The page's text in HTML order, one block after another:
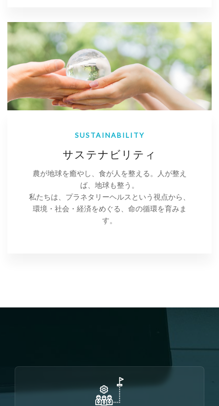
SUSTAINABILITY
サステナビリティ
農が地球を癒やし、食が人を整える。人が整え
ば、地球も整う。
私たちは、プラネタリーヘルスという視点から、
環境・社会・経済をめぐる、命の循環を育みま
す。